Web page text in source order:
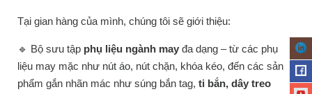
Tại gian hàng của mình, chúng tôi sẽ giới thiệu:
🔹 Bộ sưu tập phụ liệu ngành may đa dạng – từ các phụ
liệu may mặc như nút áo, nút chặn, khóa kéo, đến các sản
phẩm gắn nhãn mác như súng bắn tag, ti bắn, dây treo